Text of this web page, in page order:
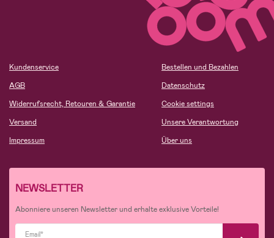
Kundenservice
AGB
Widerrufsrecht, Retouren & Garantie
Versand
Impressum
Bestellen und Bezahlen
Datenschutz
Cookie settings
Unsere Verantwortung
Über uns
NEWSLETTER
Abonniere unseren Newsletter und erhalte exklusive Vorteile!
Email*